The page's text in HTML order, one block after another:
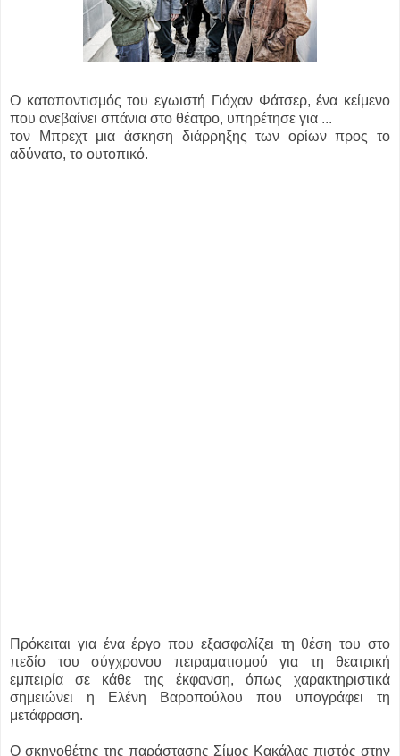
Ο καταποντισμός του εγωιστή Γιόχαν Φάτσερ, ένα κείμενο
που ανεβαίνει σπάνια στο θέατρο, υπηρέτησε για ...
τον Μπρεχτ μια άσκηση διάρρηξης των ορίων προς το
αδύνατο, το ουτοπικό.
Πρόκειται για ένα έργο που εξασφαλίζει τη θέση του στο
πεδίο του σύγχρονου πειραματισμού για τη θεατρική
εμπειρία σε κάθε της έκφανση, όπως χαρακτηριστικά
σημειώνει η Ελένη Βαροπούλου που υπογράφει τη
μετάφραση.
Ο σκηνοθέτης της παράστασης Σίμος Κακάλας πιστός στην